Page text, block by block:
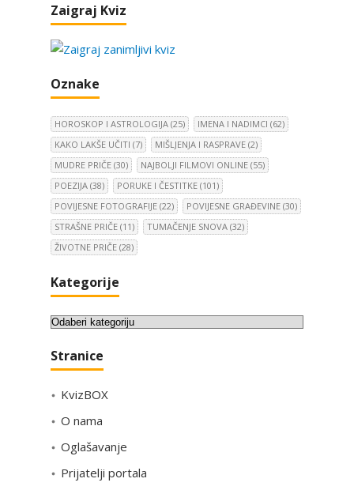
Zaigraj Kviz
Oznake
HOROSKOP I ASTROLOGIJA (25) IMENA I NADIMCI (62)
KAKO LAKŠE UČITI (7) MIŠLJENJA I RASPRAVE (2)
MUDRE PRIČE (30) NAJBOLJI FILMOVI ONLINE (55)
POEZIJA (38) PORUKE I ČESTITKE (101)
POVIJESNE FOTOGRAFIJE (22) POVIJESNE GRAĐEVINE (30)
STRAŠNE PRIČE (11) TUMAČENJE SNOVA (32)
ŽIVOTNE PRIČE (28)
Kategorije
K
t
g
i
j
Stranice
KvizBOX
O nama
Oglašavanje
Prijatelji portala